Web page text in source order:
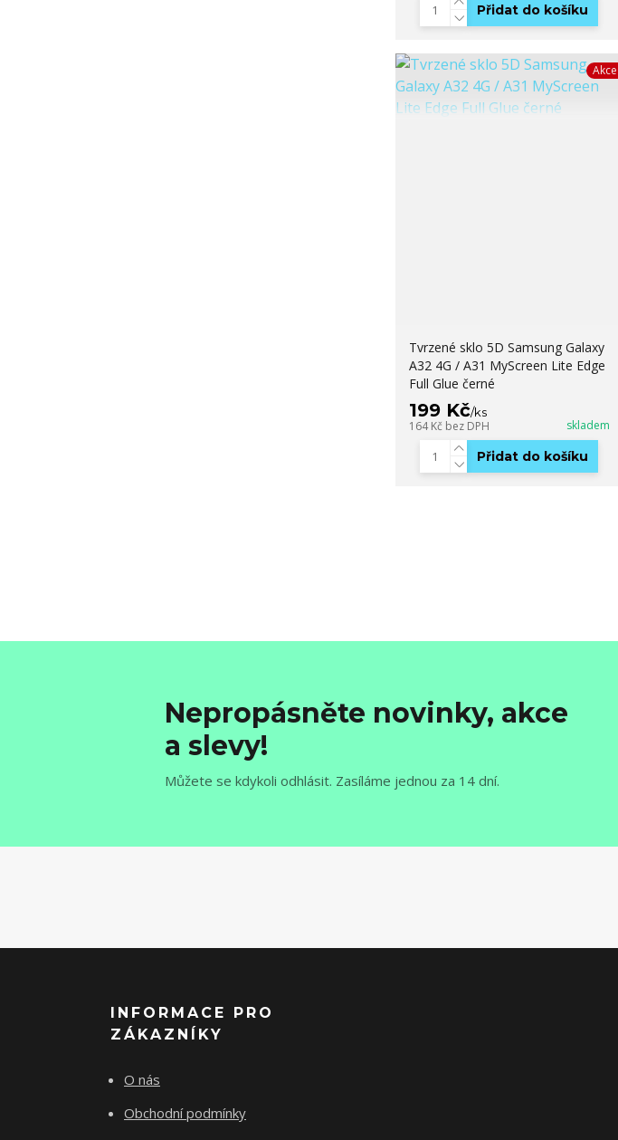
Přidat do košíku
Akce
Tvrzené sklo 5D Samsung Galaxy
A32 4G / A31 MyScreen Lite Edge
Full Glue černé
199 Kč/ks
164 Kč bez DPH skladem
Přidat do košíku
Nepropásněte novinky, akce
a slevy!
Můžete se kdykoli odhlásit. Zasíláme jednou za 14 dní.
INFORMACE PRO
ZÁKAZNÍKY
O nás
Obchodní podmínky